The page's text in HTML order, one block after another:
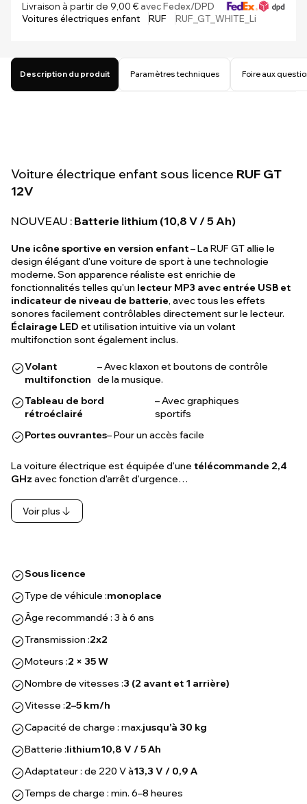
Livraison à partir de 9,00 €avec Fedex/DPD
Voitures électriques enfant
RUF RUF_GT_WHITE_Li
Description du produit Paramètres techniques Foire aux
Voiture électrique enfant sous licence RUF GT
12V
NOUVEAU : Batterie lithium (10,8 V / 5 Ah)
Une icône sportive en version enfant– La RUF GT allie le
design élégant d'une voiture de sport à une technologie
moderne. Son apparence réaliste est enrichie de
fonctionnalités telles qu'un lecteur MP3 avec entrée USB et
indicateur de niveau de batterie, avec tous les effets
sonores facilement contrôlables directement sur le lecteur.
Éclairage LED et utilisation intuitive via un volant
multifonction sont également inclus.
Volant
multifonction
– Avec klaxon et boutons de contrôle
de la musique.
Tableau de bord
rétroéclairé
– Avec graphiques
sportifs
Portes ouvrantes– Pour un accès facile
La voiture électrique est équipée d'une télécommande 2,4
GHz avec fonction d'arrêt d'urgence…
Voir plus
Sous licence
Type de véhicule :monoplace
Âge recommandé : 3 à 6 ans
Transmission :2x2
Moteurs :2 × 35 W
Nombre de vitesses :3 (2 avant et 1 arrière)
Vitesse :2–5 km/h
Capacité de charge : max.jusqu'à 30 kg
Batterie :lithium10,8 V / 5 Ah
Adaptateur : de 220 V à13,3 V / 0,9 A
Temps de charge : min. 6–8 heures